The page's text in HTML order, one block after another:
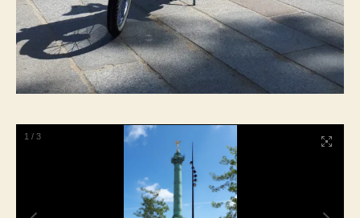
1 / 3